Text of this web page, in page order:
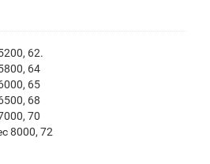
62.
64
65
68
70
8000, 72